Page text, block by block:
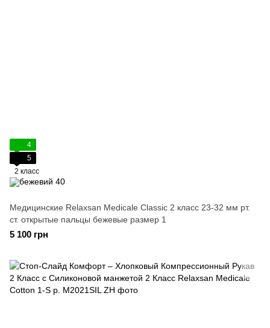
4
5
2 класс
Медицинские Relaxsan Medicale Classic 2 класс 23-32 мм рт.
ст. открытые пальцы бежевые размер 1
5 100 грн